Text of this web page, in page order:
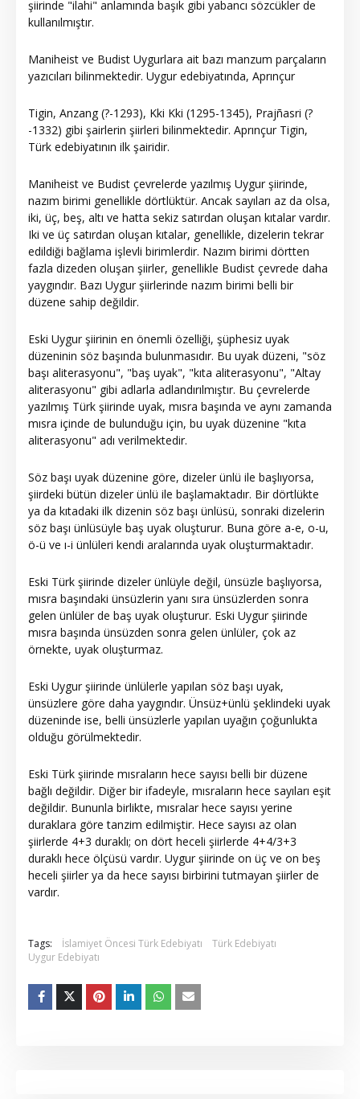
şiirinde "ilahi" anlamında başık gibi yabancı sözcükler de
kullanılmıştır.
Maniheist ve Budist Uygurlara ait bazı manzum parçaların
yazıcıları bilinmektedir. Uygur edebiyatında, Aprınçur
Tigin, Anzang (?-1293), Kki Kki (1295-1345), Prajñasri (?
-1332) gibi şairlerin şiirleri bilinmektedir. Aprınçur Tigin,
Türk edebiyatının ilk şairidir.
Maniheist ve Budist çevrelerde yazılmış Uygur şiirinde,
nazım birimi genellikle dörtlüktür. Ancak sayıları az da olsa,
iki, üç, beş, altı ve hatta sekiz satırdan oluşan kıtalar vardır.
Iki ve üç satırdan oluşan kıtalar, genellikle, dizelerin tekrar
edildiği bağlama işlevli birimlerdir. Nazım birimi dörtten
fazla dizeden oluşan şiirler, genellikle Budist çevrede daha
yaygındır. Bazı Uygur şiirlerinde nazım birimi belli bir
düzene sahip değildir.
Eski Uygur şiirinin en önemli özelliği, şüphesiz uyak
düzeninin söz başında bulunmasıdır. Bu uyak düzeni, "söz
başı aliterasyonu", "baş uyak", "kıta aliterasyonu", "Altay
aliterasyonu" gibi adlarla adlandırılmıştır. Bu çevrelerde
yazılmış Türk şiirinde uyak, mısra başında ve aynı zamanda
mısra içinde de bulunduğu için, bu uyak düzenine "kıta
aliterasyonu" adı verilmektedir.
Söz başı uyak düzenine göre, dizeler ünlü ile başlıyorsa,
şiirdeki bütün dizeler ünlü ile başlamaktadır. Bir dörtlükte
ya da kıtadaki ilk dizenin söz başı ünlüsü, sonraki dizelerin
söz başı ünlüsüyle baş uyak oluşturur. Buna göre a-e, o-u,
ö-ü ve ı-i ünlüleri kendi aralarında uyak oluşturmaktadır.
Eski Türk şiirinde dizeler ünlüyle değil, ünsüzle başlıyorsa,
mısra başındaki ünsüzlerin yanı sıra ünsüzlerden sonra
gelen ünlüler de baş uyak oluşturur. Eski Uygur şiirinde
mısra başında ünsüzden sonra gelen ünlüler, çok az
örnekte, uyak oluşturmaz.
Eski Uygur şiirinde ünlülerle yapılan söz başı uyak,
ünsüzlere göre daha yaygındır. Ünsüz+ünlü şeklindeki uyak
düzeninde ise, belli ünsüzlerle yapılan uyağın çoğunlukta
olduğu görülmektedir.
Eski Türk şiirinde mısraların hece sayısı belli bir düzene
bağlı değildir. Diğer bir ifadeyle, mısraların hece sayıları eşit
değildir. Bununla birlikte, mısralar hece sayısı yerine
duraklara göre tanzim edilmiştir. Hece sayısı az olan
şiirlerde 4+3 duraklı; on dört heceli şiirlerde 4+4/3+3
duraklı hece ölçüsü vardır. Uygur şiirinde on üç ve on beş
heceli şiirler ya da hece sayısı birbirini tutmayan şiirler de
vardır.
Tags: İslamiyet Öncesi Türk Edebiyatı
Türk Edebiyatı
Uygur Edebiyatı